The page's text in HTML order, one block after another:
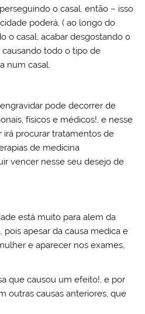
o casal, então – isso
poderá, ( ao longo do
o casal, acabar desgostando o
todo o tipo de
num casal.
pode decorrer de
físicos e médicos!, e nesse
procurar tratamentos de
de medicina
vencer nesse seu desejo de
está muito para alem da
pois apesar da causa medica e
e aparecer nos exames,
que causou um efeito!, e por
outras causas anteriores, que